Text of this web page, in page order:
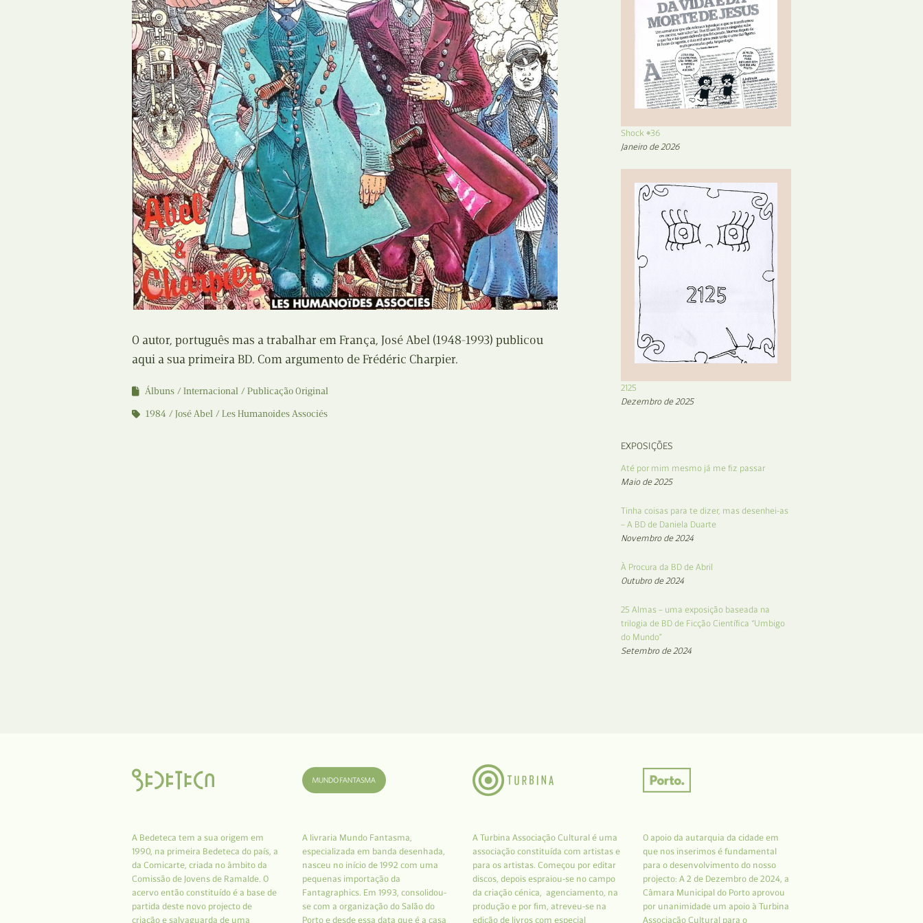
O autor, português mas a trabalhar em França, José Abel (1948-1993) publicou
aqui a sua primeira BD. Com argumento de Frédéric Charpier.
Álbuns Internacional
Publicação Original
1984
José Abel Les Humanoides Associés
Shock #36
Janeiro de 2026
2125
Dezembro de 2025
EXPOSIÇÕES
Até por mim mesmo já me fiz passar
Maio de 2025
Tinha coisas para te dizer, mas desenhei-as
– A BD de Daniela Duarte
Novembro de 2024
À Procura da BD de Abril
Outubro de 2024
25 Almas – uma exposição baseada na
trilogia de BD de Ficção Científica “Umbigo
do Mundo”
Setembro de 2024
A Bedeteca tem a sua origem em
1990, na primeira Bedeteca do país, a
da Comicarte, criada no âmbito da
Comissão de Jovens de Ramalde. O
acervo então constituído é a base de
partida deste novo projecto de
criação e salvaguarda de uma
A livraria Mundo Fantasma,
especializada em banda desenhada,
nasceu no início de 1992 com uma
pequenas importação da
Fantagraphics. Em 1993, consolidou-
se com a organização do Salão do
Porto e desde essa data que é a casa
A Turbina Associação Cultural é uma
associação constituída com artistas e
para os artistas. Começou por editar
discos, depois espraiou-se no campo
da criação cénica, agenciamento, na
produção e por fim, atreveu-se na
edição de livros com especial
O apoio da autarquia da cidade em
que nos inserimos é fundamental
para o desenvolvimento do nosso
projecto: A 2 de Dezembro de 2024, a
Câmara Municipal do Porto aprovou
por unanimidade um apoio à Turbina
Associação Cultural para o